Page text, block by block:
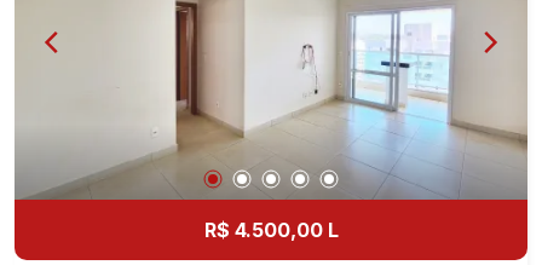
R$ 4.500,00 L